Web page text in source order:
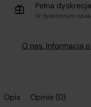
Pełna dyskrecja
W dyskretnym
O nas. Informacja
Opis Opinie (0)